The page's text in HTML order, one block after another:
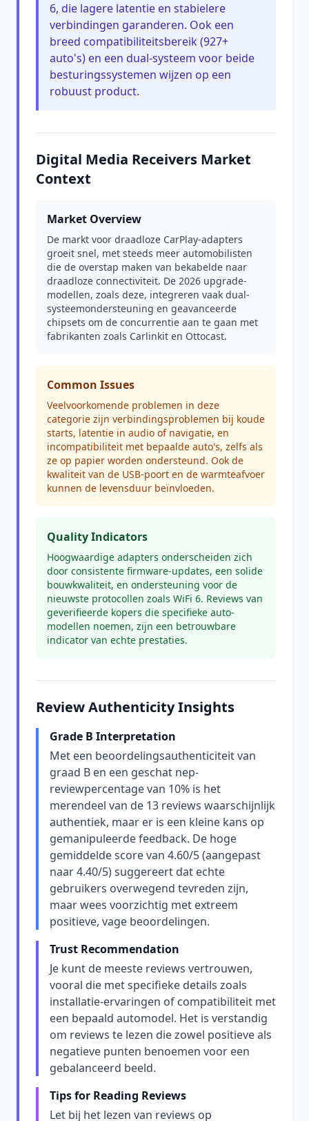
6, die lagere latentie en stabielere
verbindingen garanderen. Ook een
breed compatibiliteitsbereik (927+
auto's) en een dual-systeem voor beide
besturingssystemen wijzen op een
robuust product.
Digital Media Receivers Market
Context
Market Overview
De markt voor draadloze CarPlay-adapters
groeit snel, met steeds meer automobilisten
die de overstap maken van bekabelde naar
draadloze connectiviteit. De 2026 upgrade-
modellen, zoals deze, integreren vaak dual-
systeemondersteuning en geavanceerde
chipsets om de concurrentie aan te gaan met
fabrikanten zoals Carlinkit en Ottocast.
Common Issues
Veelvoorkomende problemen in deze
categorie zijn verbindingsproblemen bij koude
starts, latentie in audio of navigatie, en
incompatibiliteit met bepaalde auto's, zelfs als
ze op papier worden ondersteund. Ook de
kwaliteit van de USB-poort en de warmteafvoer
kunnen de levensduur beïnvloeden.
Quality Indicators
Hoogwaardige adapters onderscheiden zich
door consistente firmware-updates, een solide
bouwkwaliteit, en ondersteuning voor de
nieuwste protocollen zoals WiFi 6. Reviews van
geverifieerde kopers die specifieke auto-
modellen noemen, zijn een betrouwbare
indicator van echte prestaties.
Review Authenticity Insights
Grade B Interpretation
Met een beoordelingsauthenticiteit van
graad B en een geschat nep-
reviewpercentage van 10% is het
merendeel van de 13 reviews waarschijnlijk
authentiek, maar er is een kleine kans op
gemanipuleerde feedback. De hoge
gemiddelde score van 4.60/5 (aangepast
naar 4.40/5) suggereert dat echte
gebruikers overwegend tevreden zijn,
maar wees voorzichtig met extreem
positieve, vage beoordelingen.
Trust Recommendation
Je kunt de meeste reviews vertrouwen,
vooral die met specifieke details zoals
installatie-ervaringen of compatibiliteit met
een bepaald automodel. Het is verstandig
om reviews te lezen die zowel positieve als
negatieve punten benoemen voor een
gebalanceerd beeld.
Tips for Reading Reviews
Let bij het lezen van reviews op